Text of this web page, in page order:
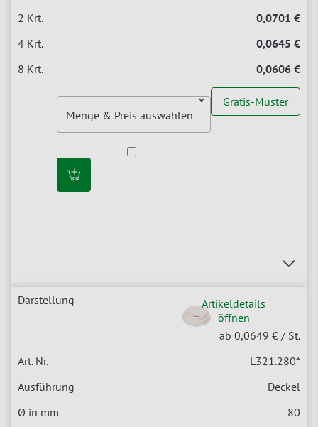
0,0701 €
0,0645 €
0,0606 €
Gratis-Muster
Artikeldetails
öffnen
ab 0,0649 € / St.
L321.280*
Deckel
80